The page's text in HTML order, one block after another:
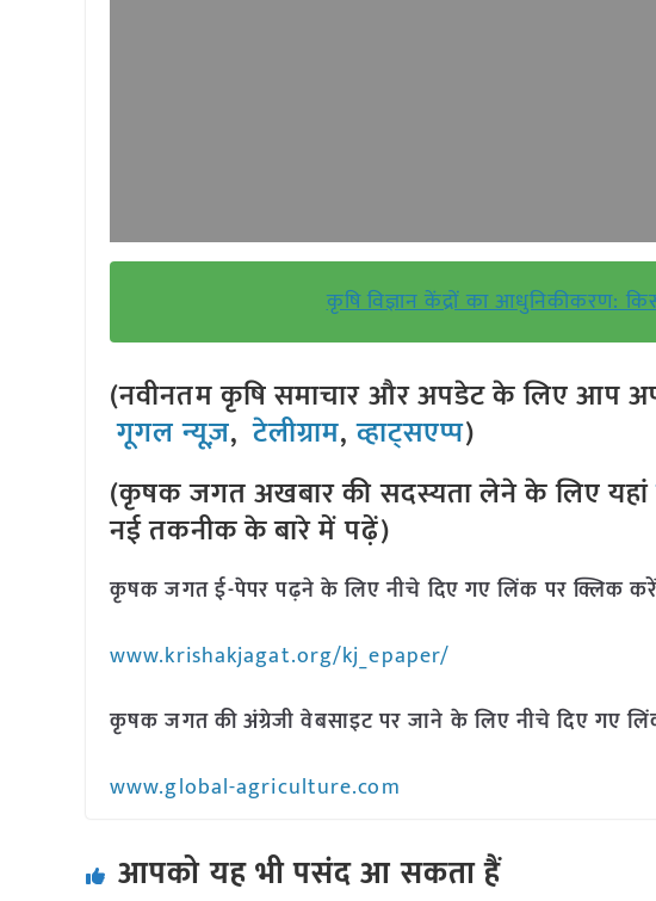
कृषि विज्ञान केंद्रों का आधुनिकीकरण:
(नवीनतम कृषि समाचार और अपडेट के लिए आप
गूगल न्यूज़,टेलीग्राम,व्हाट्सएप्प)
(कृषक जगत अखबार की सदस्यता लेने के लिए यहां
नई तकनीक के बारे में पढ़ें)
कृषक जगत ई-पेपर पढ़ने के लिए नीचे दिए गए लिंक पर क्लिक
www.krishakjagat.org/kj_epaper/
कृषक जगत की अंग्रेजी वेबसाइट पर जाने के लिए नीचे दिए गए
www.global-agriculture.com
आपको यह भी पसंद आ सकता हैं